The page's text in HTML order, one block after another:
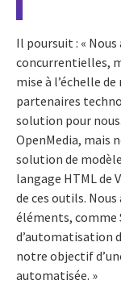
Il poursuit : «
concurrentielles,
mise à l’échelle
partenaires
solution pour
OpenMedia, mais
solution de
langage HTML de
de ces outils.
éléments, comme
d’automatisation
notre objectif
automatisée. »